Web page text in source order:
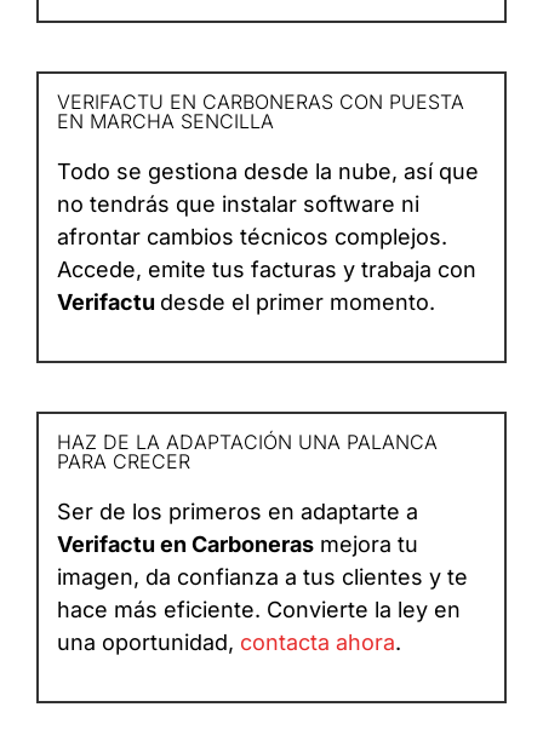
VERIFACTU EN CARBONERAS CON PUESTA
EN MARCHA SENCILLA
Todo se gestiona desde la nube, así que
no tendrás que instalar software ni
afrontar cambios técnicos complejos.
Accede, emite tus facturas y trabaja con
Verifactu desde el primer momento.
HAZ DE LA ADAPTACIÓN UNA PALANCA
PARA CRECER
Ser de los primeros en adaptarte a
Verifactu en Carboneras mejora tu
imagen, da confianza a tus clientes y te
hace más eficiente. Convierte la ley en
una oportunidad, contacta ahora.